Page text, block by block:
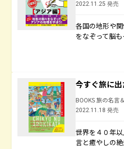
2022.11.25 発売
各国の地形や
をなぞって脳も
今すぐ旅に
BOOKS 旅の名言
2022.11.18 発売
世界を４０年
言と癒やしの